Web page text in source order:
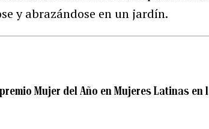
y abrazándose en un jardín.
Mujer del Año en Mujeres Latinas en